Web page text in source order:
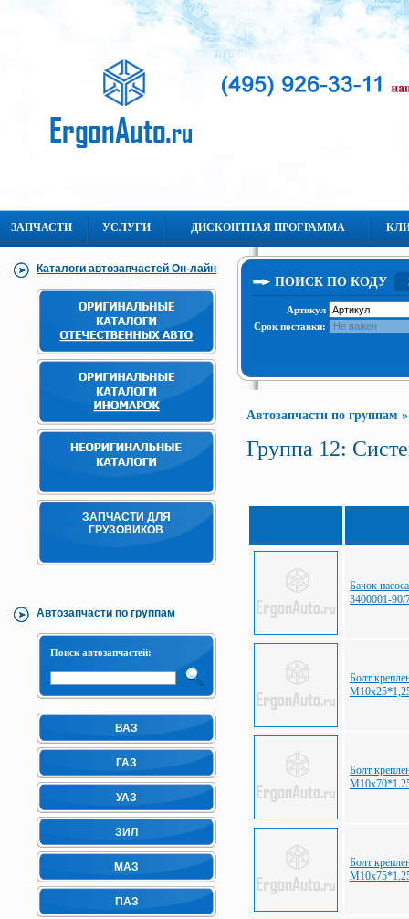
ЗАПЧАСТИ УСЛУГИ ДИСКОНТНАЯ ПРОГРАММА
Каталоги автозапчастей Он-лайн
ЗАПЧАСТИ ДЛЯ
ГРУЗОВИКОВ
Автозапчасти по группам
Поиск автозапчастей:
ВАЗ
ГАЗ
УАЗ
ЗИЛ
МАЗ
ПАЗ
ПОИСК ПО КОДУ
Артикул
Срок поставки:
Автозапчасти по группам
Группа 12:
Бачок
3400001-90/
Болт
Болт
Болт